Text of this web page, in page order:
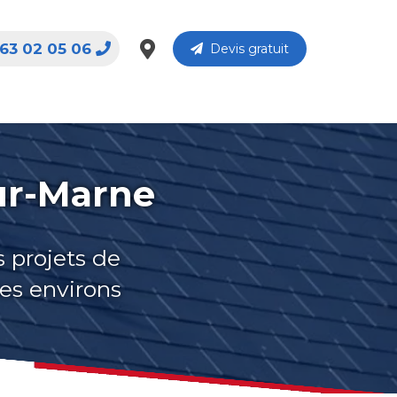
Devis gratuit
02 05 06
Marne
projets de
environs